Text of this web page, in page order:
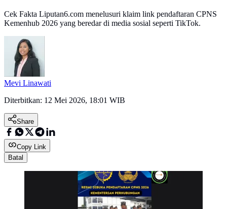
Cek Fakta Liputan6.com menelusuri klaim link pendaftaran CPNS
Kemenhub 2026 yang beredar di media sosial seperti TikTok.
Mevi Linawati
Diterbitkan: 12 Mei 2026, 18:01 WIB
Share
Copy Link
Batal